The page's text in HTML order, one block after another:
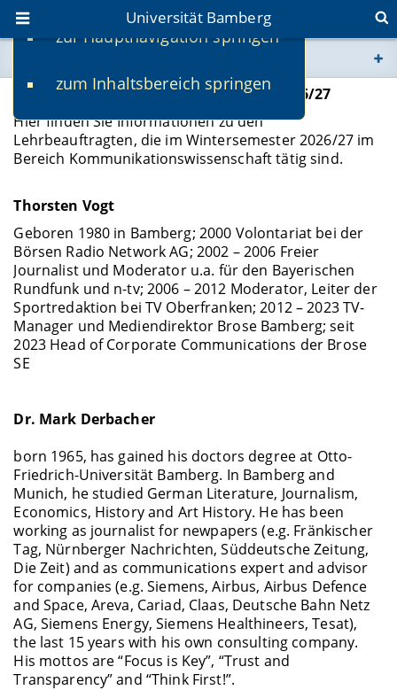
zur Hauptnavigation springen
zum Inhaltsbereich springen
Universität Bamberg
www.uni-bamberg.de
univis.uni-bamberg.de
Lehrbeauftragte im Wintersemester 2026/27
Hier finden Sie Informationen zu den
Lehrbeauftragten, die im Wintersemester 2026/27 im
Bereich Kommunikationswissenschaft tätig sind.
Thorsten Vogt
Geboren 1980 in Bamberg; 2000 Volontariat bei der
Börsen Radio Network AG; 2002 – 2006 Freier
Journalist und Moderator u.a. für den Bayerischen
Rundfunk und n-tv; 2006 – 2012 Moderator, Leiter der
Sportredaktion bei TV Oberfranken; 2012 – 2023 TV-
Manager und Mediendirektor Brose Bamberg; seit
2023 Head of Corporate Communications der Brose
SE
Dr. Mark Derbacher
born 1965, has gained his doctors degree at Otto-
Friedrich-Universität Bamberg. In Bamberg and
Munich, he studied German Literature, Journalism,
Economics, History and Art History. He has been
working as journalist for newpapers (e.g. Fränkischer
Tag, Nürnberger Nachrichten, Süddeutsche Zeitung,
Die Zeit) and as communications expert and advisor
for companies (e.g. Siemens, Airbus, Airbus Defence
and Space, Areva, Cariad, Claas, Deutsche Bahn Netz
AG, Siemens Energy, Siemens Healthineers, Tesat),
the last 15 years with his own consulting company.
His mottos are “Focus is Key”, “Trust and
Transparency” and “Think First!”.